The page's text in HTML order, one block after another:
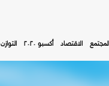
المجتمع الاقتصاد أكسبو ٢٠٢٠